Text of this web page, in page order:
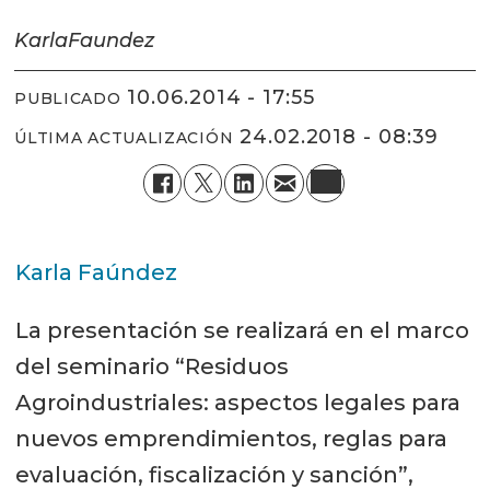
KarlaFaundez
PUBLICADO 10.06.2014 - 17:55
ÚLTIMA ACTUALIZACIÓN 24.02.2018 - 08:39
Karla Faúndez
La presentación se realizará en el marco
del seminario “Residuos
Agroindustriales: aspectos legales para
nuevos emprendimientos, reglas para
evaluación, fiscalización y sanción”,